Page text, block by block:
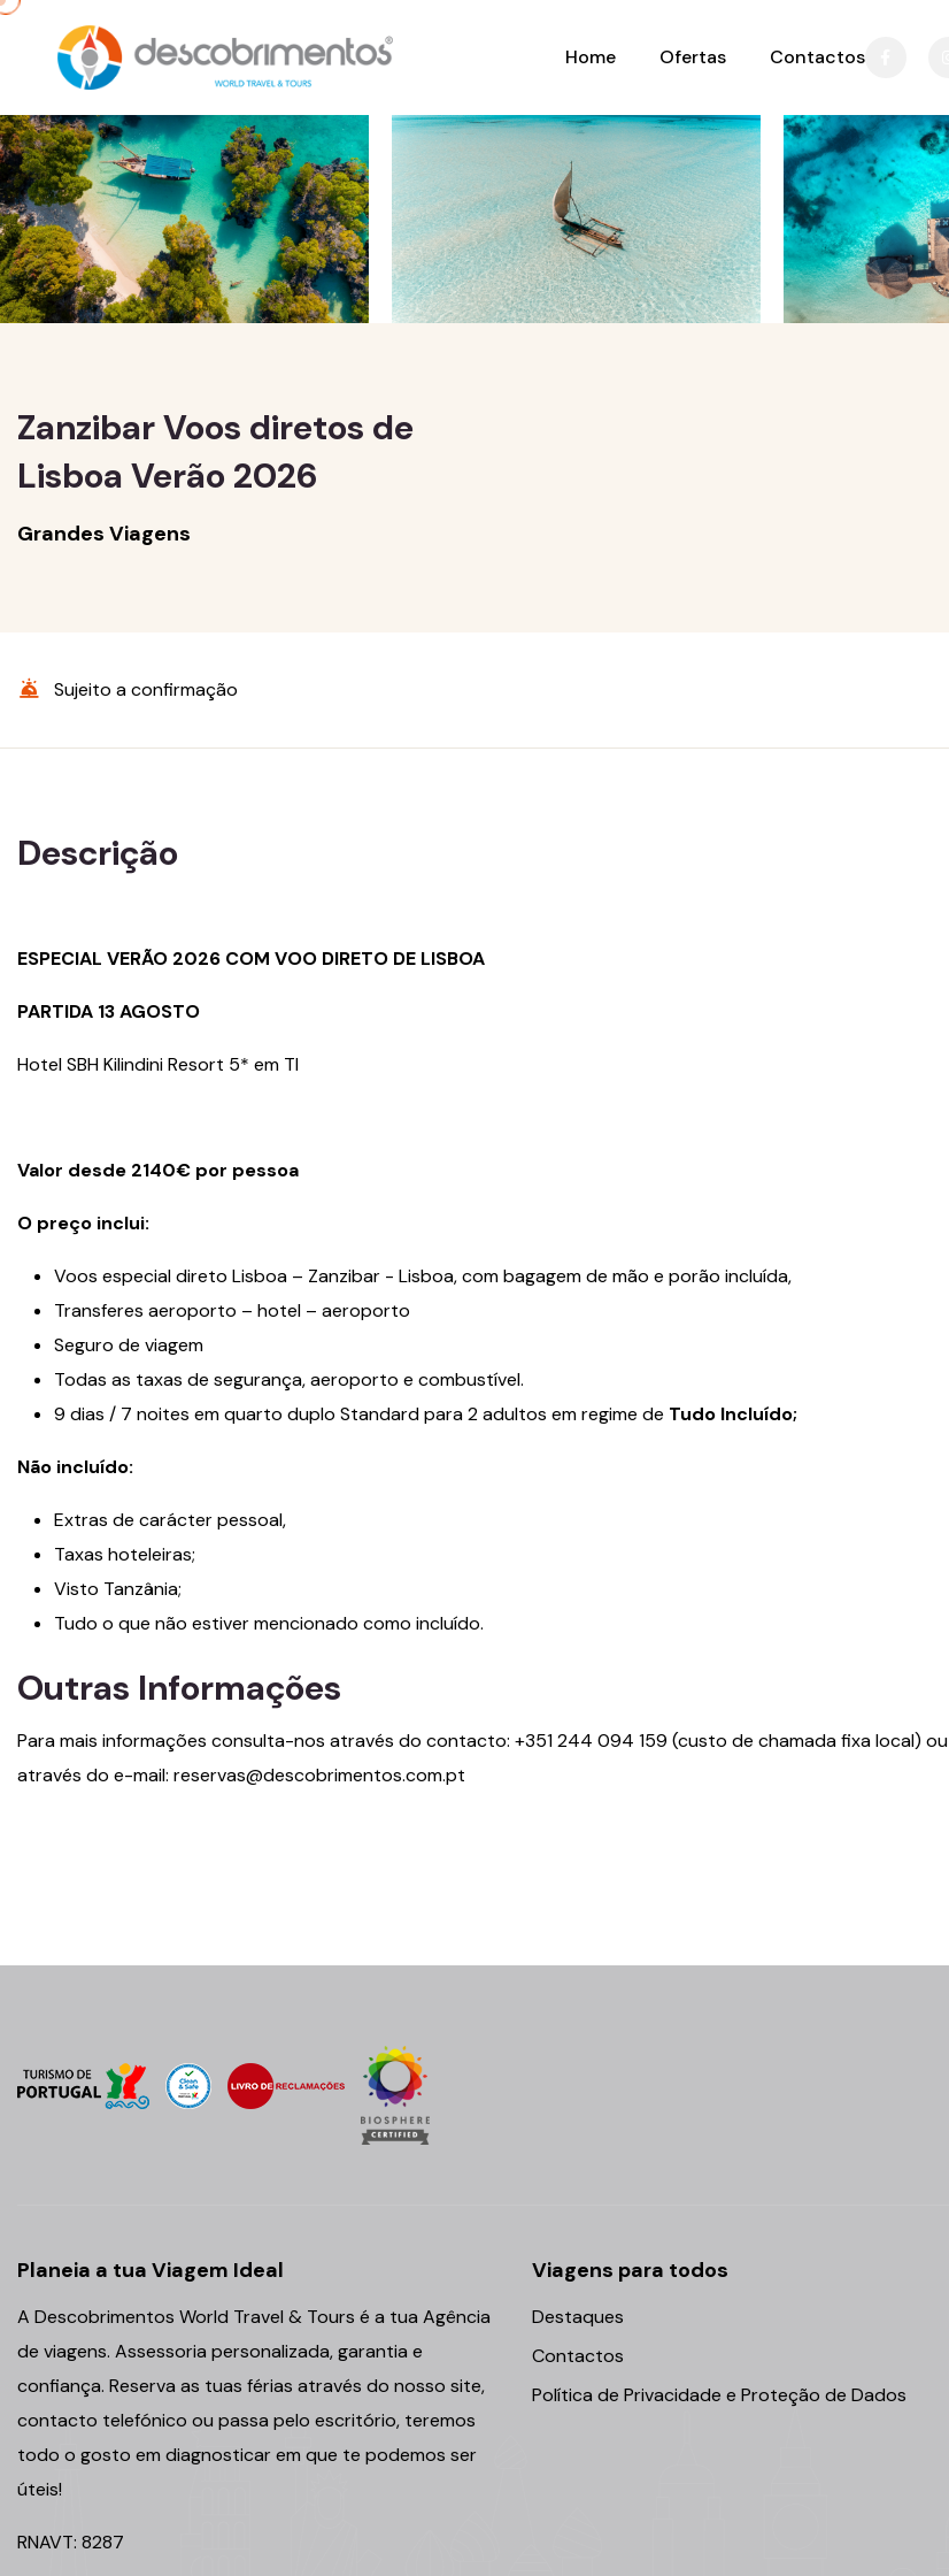
Home Ofertas Contactos
Zanzibar Voos diretos de
Lisboa Verão 2026
Grandes Viagens
Sujeito a confirmação
Descrição
ESPECIAL VERÃO 2026 COM VOO DIRETO DE LISBOA
PARTIDA 13 AGOSTO
Hotel SBH Kilindini Resort 5* em TI
Valor desde 2140€ por pessoa
O preço inclui:
Voos especial direto Lisboa – Zanzibar - Lisboa, com bagagem de mão e porão incluída,
Transferes aeroporto – hotel – aeroporto
Seguro de viagem
Todas as taxas de segurança, aeroporto e combustível.
9 dias / 7 noites em quarto duplo Standard para 2 adultos em regime de Tudo Incluído;
Não incluído:
Extras de carácter pessoal,
Taxas hoteleiras;
Visto Tanzânia;
Tudo o que não estiver mencionado como incluído.
Outras Informações
Para mais informações consulta-nos através do contacto: +351 244 094 159 (custo de chamada fixa local) ou
através do e-mail: reservas@descobrimentos.com.pt
Planeia a tua Viagem Ideal
A Descobrimentos World Travel & Tours é a tua Agência
de viagens. Assessoria personalizada, garantia e
confiança. Reserva as tuas férias através do nosso site,
contacto telefónico ou passa pelo escritório, teremos
todo o gosto em diagnosticar em que te podemos ser
úteis!
RNAVT: 8287
Viagens para todos
Destaques
Contactos
Política de Privacidade e Proteção de Dados